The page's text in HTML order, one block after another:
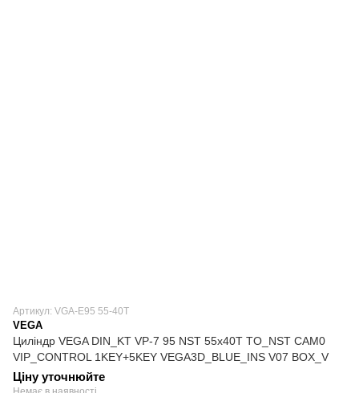
Артикул: VGA-E95 55-40T
VEGA
Циліндр VEGA DIN_KT VP-7 95 NST 55x40T TO_NST CAM0
VIP_CONTROL 1KEY+5KEY VEGA3D_BLUE_INS V07 BOX_V
Ціну уточнюйте